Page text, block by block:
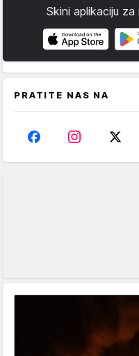
Skini aplikaciju
PRATITE NAS NA